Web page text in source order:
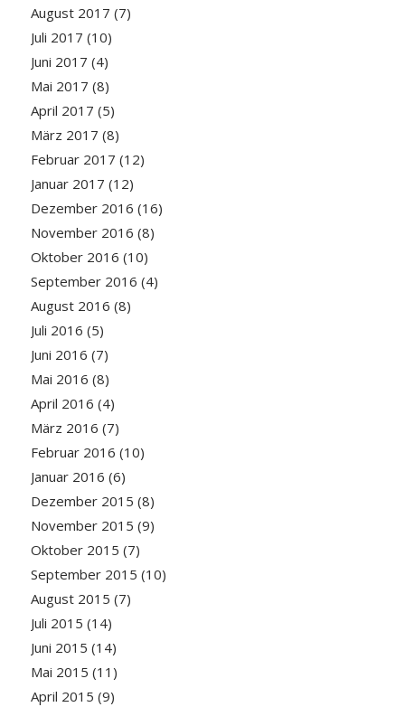
August 2017 (7)
Juli 2017 (10)
Juni 2017 (4)
Mai 2017 (8)
April 2017 (5)
März 2017 (8)
Februar 2017 (12)
Januar 2017 (12)
Dezember 2016 (16)
November 2016 (8)
Oktober 2016 (10)
September 2016 (4)
August 2016 (8)
Juli 2016 (5)
Juni 2016 (7)
Mai 2016 (8)
April 2016 (4)
März 2016 (7)
Februar 2016 (10)
Januar 2016 (6)
Dezember 2015 (8)
November 2015 (9)
Oktober 2015 (7)
September 2015 (10)
August 2015 (7)
Juli 2015 (14)
Juni 2015 (14)
Mai 2015 (11)
April 2015 (9)